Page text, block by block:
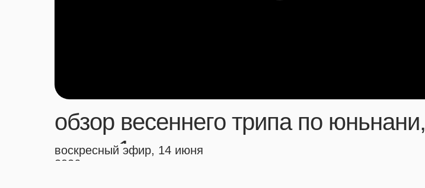
обзор весеннего трипа по юньнани,
часть 1
воскресный эфир, 14 июня
2026 года